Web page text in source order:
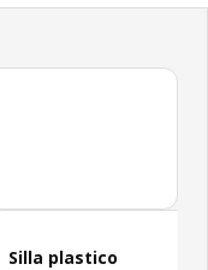
Revisiones totales:
Silla plastico